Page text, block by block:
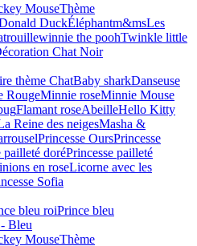
MouseThème
DuckÉléphantm&msLes
winnie the poohTwinkle little
Chat Noir
thème ChatBaby sharkDanseuse
RougeMinnie roseMinnie Mouse
Flamant roseAbeilleHello Kitty
Reine des neigesMasha &
Princesse OursPrincesse
pailleté doréPrincesse pailleté
en roseLicorne avec les
Sofia
bleu roiPrince bleu
Bleu
MouseThème